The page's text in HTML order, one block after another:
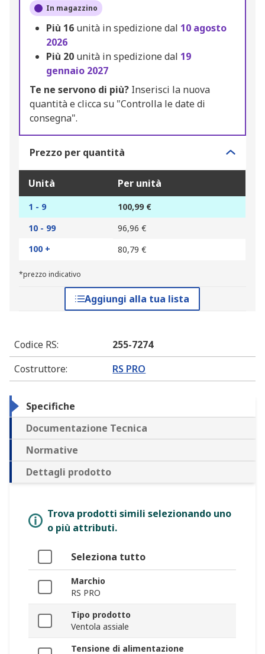
In magazzino
Più 16 unità in spedizione dal 10 agosto
2026
Più 20 unità in spedizione dal 19
gennaio 2027
Te ne servono di più? Inserisci la nuova
quantità e clicca su "Controlla le date di
consegna".
Prezzo per quantità
Unità Per unità
1 - 9
100,99 €
10 - 99
96,96 €
100 +
80,79 €
*prezzo indicativo
Aggiungi alla tua lista
Codice RS:
255-7274
Costruttore: RS PRO
Specifiche
Documentazione Tecnica
Normative
Dettagli prodotto
Trova prodotti simili selezionando uno
o più attributi.
Seleziona tutto
Marchio
RS PRO
Tipo prodotto
Ventola assiale
Tensione di alimentazione